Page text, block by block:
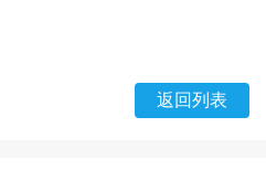
返回列表